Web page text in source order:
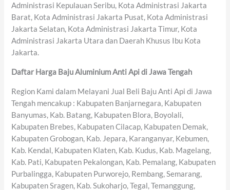
Administrasi Kepulauan Seribu, Kota Administrasi Jakarta
Barat, Kota Administrasi Jakarta Pusat, Kota Administrasi
Jakarta Selatan, Kota Administrasi Jakarta Timur, Kota
Administrasi Jakarta Utara dan Daerah Khusus Ibu Kota
Jakarta.
Daftar Harga Baju Aluminium Anti Api di Jawa Tengah
Region Kami dalam Melayani Jual Beli Baju Anti Api di Jawa
Tengah mencakup : Kabupaten Banjarnegara, Kabupaten
Banyumas, Kab. Batang, Kabupaten Blora, Boyolali,
Kabupaten Brebes, Kabupaten Cilacap, Kabupaten Demak,
Kabupaten Grobogan, Kab. Jepara, Karanganyar, Kebumen,
Kab. Kendal, Kabupaten Klaten, Kab. Kudus, Kab. Magelang,
Kab. Pati, Kabupaten Pekalongan, Kab. Pemalang, Kabupaten
Purbalingga, Kabupaten Purworejo, Rembang, Semarang,
Kabupaten Sragen, Kab. Sukoharjo, Tegal, Temanggung,